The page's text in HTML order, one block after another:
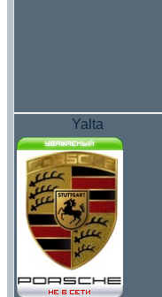
Yalta